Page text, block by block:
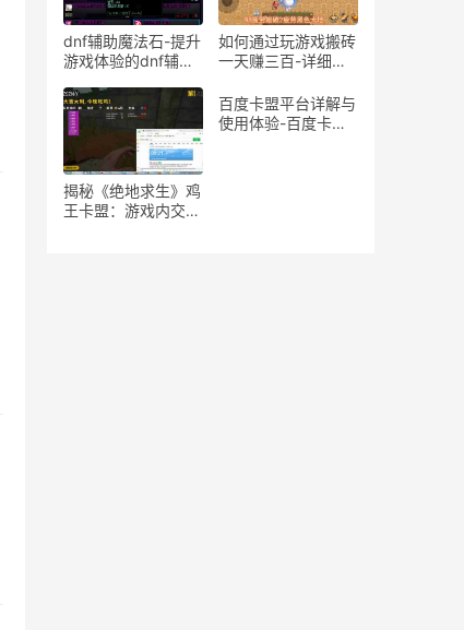
dnf辅助魔法石-提升
游戏体验的dnf辅助
如何通过玩游戏搬砖
一天赚三百-详细揭
三百的方法
揭秘《绝地求生》鸡
王卡盟：游戏内交易
百度卡盟平台详解与
使用体验-百度卡盟